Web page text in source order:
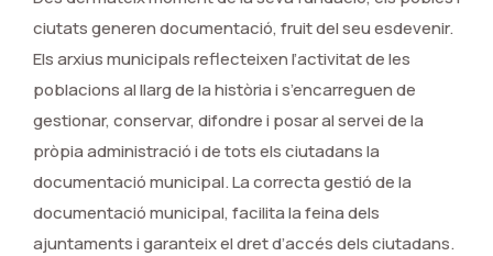
ciutats generen documentació, fruit del seu esdevenir.
Els arxius municipals reflecteixen l’activitat de les
poblacions al llarg de la història i s’encarreguen de
gestionar, conservar, difondre i posar al servei de la
pròpia administració i de tots els ciutadans la
documentació municipal. La correcta gestió de la
documentació municipal, facilita la feina dels
ajuntaments i garanteix el dret d’accés dels ciutadans.